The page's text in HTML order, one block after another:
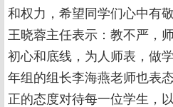
和权力，希望同学们心中有
王晓蓉主任表示：教不严，
初心和底线，为人师表，做
年组的组长李海燕老师也表
正的态度对待每一位学生，